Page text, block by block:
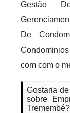
Gestão
De
com com o
Gostaria
sobre
Tremembé?